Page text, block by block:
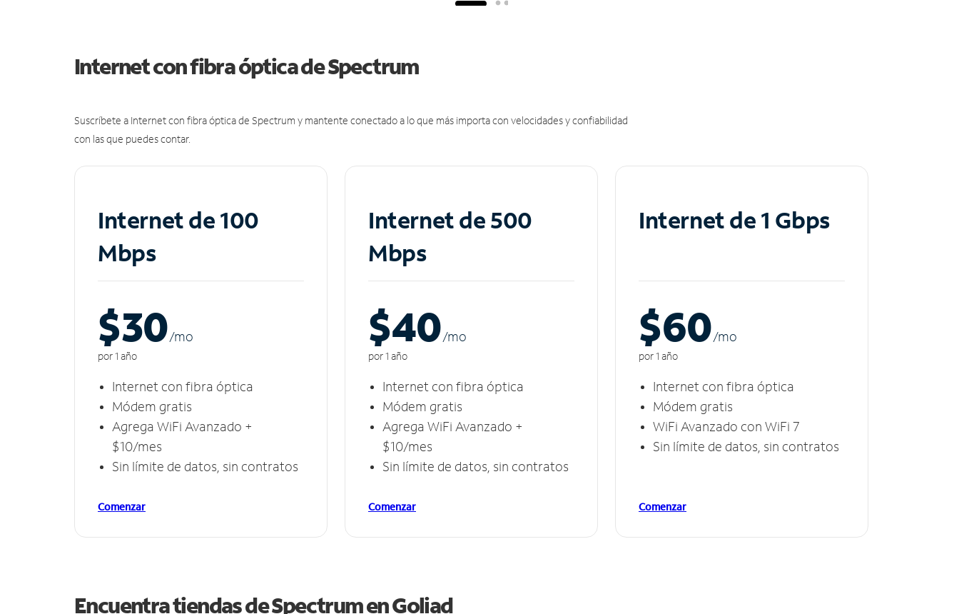
Internet con fibra óptica de Spectrum
Suscríbete a Internet con fibra óptica de Spectrum y mantente conectado a lo que más importa con velocidades y confiabilidad
con las que puedes contar.
Internet de 100
Mbps
$30/mo
por 1 año
Internet con fibra óptica
Módem gratis
Agrega WiFi Avanzado +
$10/mes
Sin límite de datos, sin contratos
Comenzar
Internet de 500
Mbps
$40/mo
por 1 año
Internet con fibra óptica
Módem gratis
Agrega WiFi Avanzado +
$10/mes
Sin límite de datos, sin contratos
Comenzar
Internet de 1 Gbps
$60/mo
por 1 año
Internet con fibra óptica
Módem gratis
WiFi Avanzado con WiFi 7
Sin límite de datos, sin contratos
Comenzar
Encuentra tiendas de Spectrum enGoliad